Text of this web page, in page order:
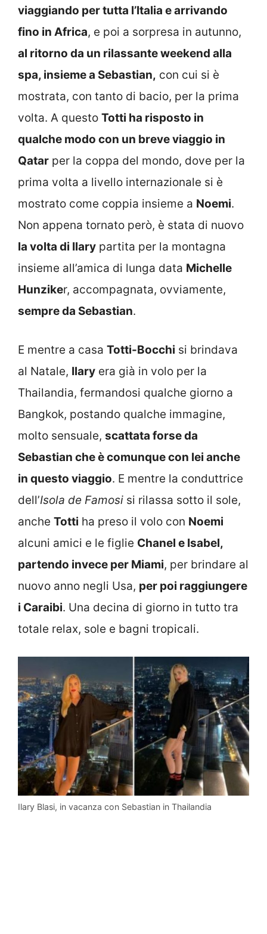
viaggiando per tutta l’Italia e arrivando
fino in Africa, e poi a sorpresa in autunno,
al ritorno da un rilassante weekend alla
spa, insieme a Sebastian, con cui si è
mostrata, con tanto di bacio, per la prima
volta. A questo Totti ha risposto in
qualche modo con un breve viaggio in
Qatar per la coppa del mondo, dove per la
prima volta a livello internazionale si è
mostrato come coppia insieme a Noemi.
Non appena tornato però, è stata di nuovo
la volta di Ilary partita per la montagna
insieme all’amica di lunga data Michelle
Hunziker, accompagnata, ovviamente,
sempre da Sebastian.
E mentre a casa Totti-Bocchi si brindava
al Natale, Ilary era già in volo per la
Thailandia, fermandosi qualche giorno a
Bangkok, postando qualche immagine,
molto sensuale, scattata forse da
Sebastian che è comunque con lei anche
in questo viaggio. E mentre la conduttrice
dell’Isola de Famosi si rilassa sotto il sole,
anche Totti ha preso il volo con Noemi
alcuni amici e le figlie Chanel e Isabel,
partendo invece per Miami, per brindare al
nuovo anno negli Usa, per poi raggiungere
i Caraibi. Una decina di giorno in tutto tra
totale relax, sole e bagni tropicali.
Ilary Blasi, in vacanza con Sebastian in Thailandia